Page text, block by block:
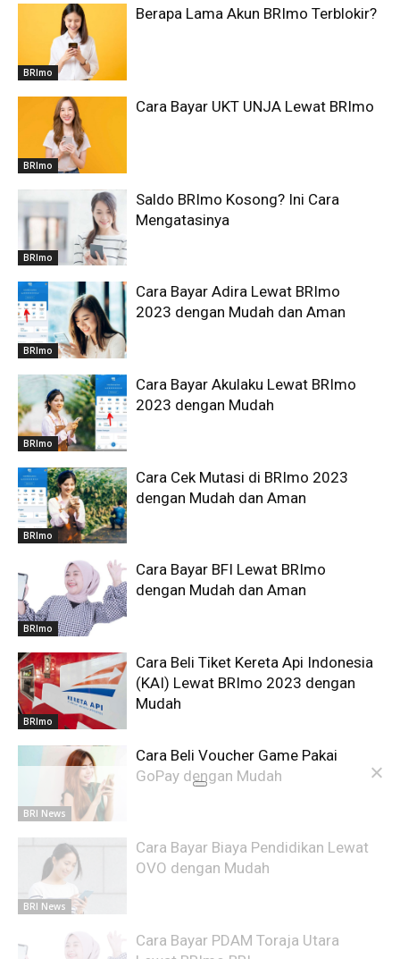
BRImo
Berapa Lama Akun BRImo Terblokir?
BRImo
Cara Bayar UKT UNJA Lewat BRImo
BRImo
Saldo BRImo Kosong? Ini Cara
Mengatasinya
BRImo
Cara Bayar Adira Lewat BRImo
2023 dengan Mudah dan Aman
BRImo
Cara Bayar Akulaku Lewat BRImo
2023 dengan Mudah
BRImo
Cara Cek Mutasi di BRImo 2023
dengan Mudah dan Aman
BRImo
Cara Bayar BFI Lewat BRImo
dengan Mudah dan Aman
BRImo
Cara Beli Tiket Kereta Api Indonesia
(KAI) Lewat BRImo 2023 dengan
Mudah
BRI News
Cara Beli Voucher Game Pakai
GoPay dengan Mudah
BRI News
Cara Bayar Biaya Pendidikan Lewat
OVO dengan Mudah
Cara Bayar PDAM Toraja Utara